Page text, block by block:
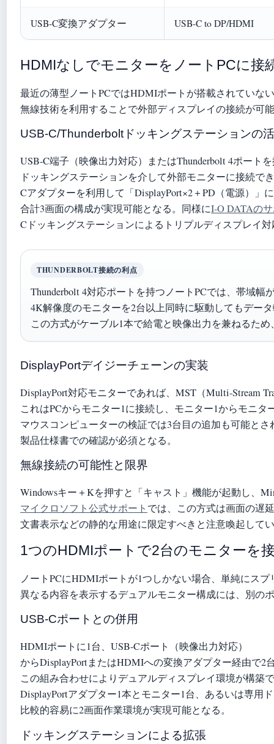
USB-C変換アダプター USB-C to DP/HDMI
HDMIなしでモニターをノートPCに接
最近の薄型ノートPCではHDMIポートが搭載されていな
無線技術を利用することで外部ディスプレイの接続が可
USB-C/Thunderboltドッキングステーションの
USB-C端子（映像出力対応）またはThunderbolt 4ポート
ドッキングステーションを介して外部モニターに接続で
Cアダプターを利用して「DisplayPort×2＋PD（電源）」
合計3画面の構成が実現可能となる。同様にI-O DATAの
Cドッキングステーションによるトリプルディスプレイ
THUNDERBOLT接続の利点
Thunderbolt 4対応ポートを持つノートPCでは、帯域幅
4K解像度のモニターを2台以上同時に駆動してもデー
この方式がケーブル1本で給電と映像出力を兼ねるた
DisplayPortデイジーチェーンの実装
DisplayPort対応モニターであれば、MST（Multi-Stream
これはPCからモニター1に接続し、モニター1からモニタ
マウスコンピューターの検証では3台目の追加も可能と
製品仕様書での確認が必須となる。
無線接続の可能性と限界
Windowsキー＋Kを押すと「キャスト」機能が起動し、
マイクロソフト公式サポート では、この方式は画面の遅
文書表示などの静的な用途に限定すべきと注意喚起して
1つのHDMIポートで2台のモニターを
ノートPCにHDMIポートが1つしかない場合、単純にス
異なる内容を表示するデュアルモニター構成には、別の
USB-Cポートとの併用
HDMIポートに1台、USB-Cポート（映像出力対応）
からDisplayPortまたはHDMIへの変換アダプター経由で2
この組み合わせによりデュアルディスプレイ環境が構築
DisplayPortアダプター1本とモニター1台、あるいは専用
比較的容易に2画面作業環境が実現可能となる。
ドッキングステーションによる拡張